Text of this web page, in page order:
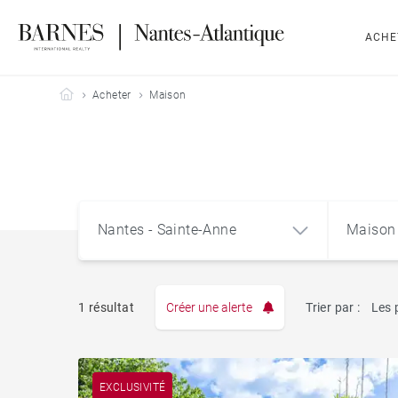
Barnes Nantes-Atlantique
Acheter Maison
Nantes - Sainte-Anne
Nantes - Sainte-Anne
Maison
1 résultat Créer une alerte Trier par : Les
EXCLUSIVITÉ